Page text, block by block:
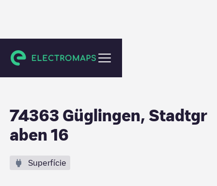
Güglingen
74363 Güglingen, Stadtgr
aben 16
Superfície